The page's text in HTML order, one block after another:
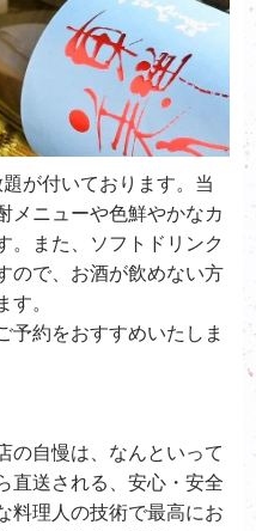
が付いております。当
メニューや色鮮やかなカ
。また、ソフトドリンク
ので、お酒が飲めない方
す。
予約をおすすめいたしま
の自慢は、なんといって
直送される、安心・安全
料理人の技術で最高にお